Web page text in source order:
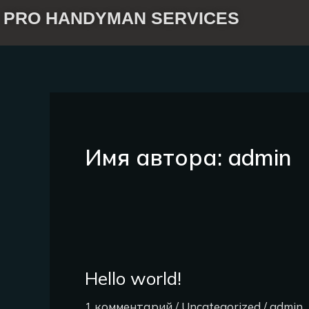
к
содержимому
PRO HANDYMAN SERVICES
Имя автора: admin
Hello world!
Hello